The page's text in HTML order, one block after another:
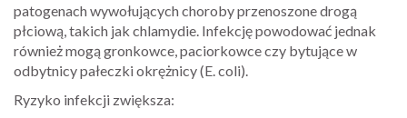
patogenach wywołujących choroby przenoszone drogą
płciową, takich jak chlamydie. Infekcję powodować jednak
również mogą gronkowce, paciorkowce czy bytujące w
odbytnicy pałeczki okrężnicy (E. coli).
Ryzyko infekcji zwiększa: